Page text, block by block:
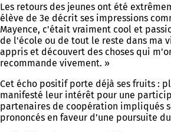
Les retours des jeunes ont été
élève de 3e décrit ses impressions
Mayence, c'était vraiment cool et
de l'école ou de tout le reste dans ma
appris et découvert des choses qui
recommande vivement. »
Cet écho positif porte déjà ses fruits :
manifesté leur intérêt pour une
partenaires de coopération impliqués
prononcés en faveur d’une poursuite